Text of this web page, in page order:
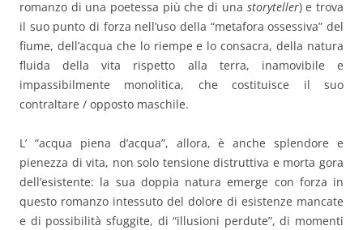
romanzo di una poetessa più che di una storyteller) e trova
il suo punto di forza nell’uso della “metafora ossessiva” del
fiume, dell’acqua che lo riempe e lo consacra, della natura
fluida della vita rispetto alla terra, inamovibile e
impassibilmente monolitica, che costituisce il suo
contraltare / opposto maschile.
L’ “acqua piena d’acqua”, allora, è anche splendore e
pienezza di vita, non solo tensione distruttiva e morta gora
dell’esistente: la sua doppia natura emerge con forza in
questo romanzo intessuto del dolore di esistenze mancate
e di possibilità sfuggite, di “illusioni perdute”, di momenti